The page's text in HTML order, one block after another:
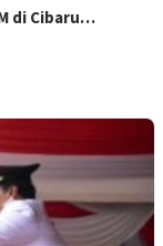
di Cibaru…